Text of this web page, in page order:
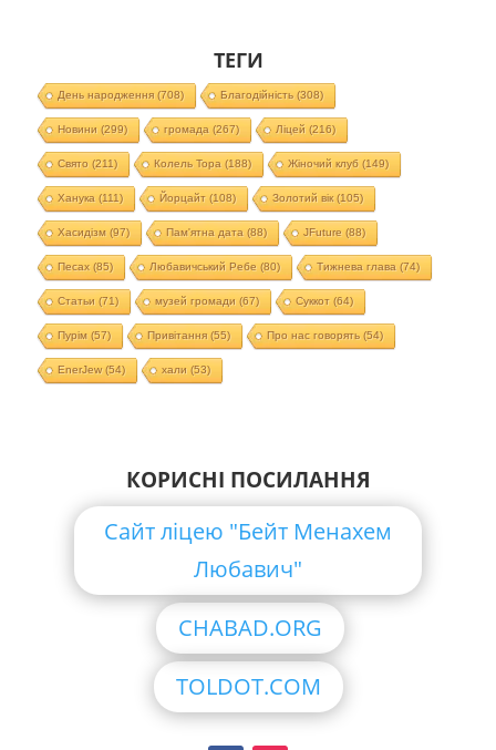
ТЕГИ
День народження(708) Благодійність (308)
Новини (299) громада (267) Ліцей (216)
Свято (211) Колель Тора (188) Жіночий клуб (149)
Ханука (111) Йорцайт (108) Золотий вік(105)
Хасидізм (97) Пам'ятна дата (88) JFuture (88)
Песах(85) Любавичський Ребе (80) Тижнева глава (74)
Статьи (71) музей громади (67) Суккот (64)
Пурім (57) Привітання(55) Про нас говорять (54)
EnerJew(54) хали (53)
КОРИСНІ ПОСИЛАННЯ
Сайт ліцею "Бейт Менахем
Любавич"
CHABAD.ORG
TOLDOT.COM